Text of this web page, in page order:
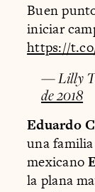
Buen
iniciar
https://
— Lilly
de 2018
Eduardo
una
mexicano
la plana